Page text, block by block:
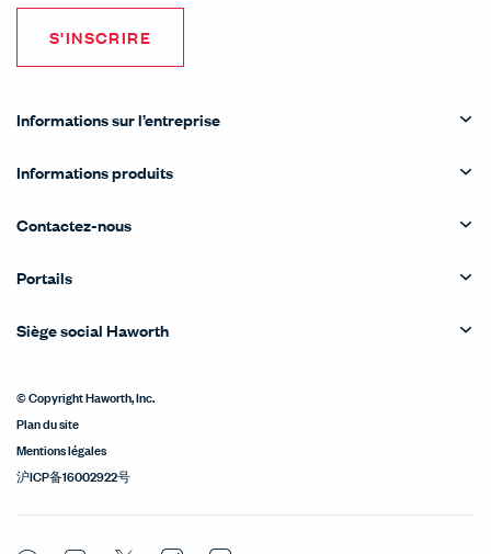
S'INSCRIRE
Informations sur l’entreprise
Informations produits
Contactez-nous
Portails
Siège social Haworth
© Copyright Haworth, Inc.
Plan du site
Mentions légales
沪ICP备16002922号